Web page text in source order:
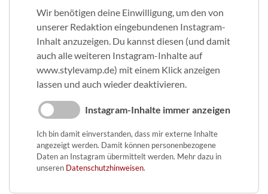
Wir benötigen deine Einwilligung, um den von
unserer Redaktion eingebundenen Instagram-
Inhalt anzuzeigen. Du kannst diesen (und damit
auch alle weiteren Instagram-Inhalte auf
www.stylevamp.de) mit einem Klick anzeigen
lassen und auch wieder deaktivieren.
Instagram-Inhalte immer anzeigen
Ich bin damit einverstanden, dass mir externe Inhalte
angezeigt werden. Damit können personenbezogene
Daten an Instagram übermittelt werden. Mehr dazu in
unseren Datenschutzhinweisen.